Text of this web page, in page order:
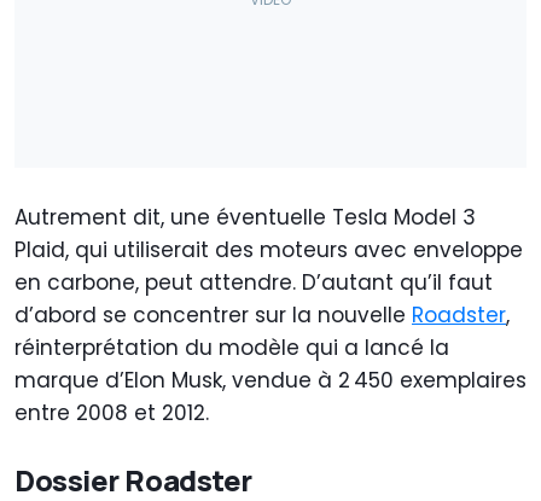
Autrement dit, une éventuelle Tesla Model 3
Plaid, qui utiliserait des moteurs avec enveloppe
en carbone, peut attendre. D’autant qu’il faut
d’abord se concentrer sur la nouvelle Roadster,
réinterprétation du modèle qui a lancé la
marque d’Elon Musk, vendue à 2 450 exemplaires
entre 2008 et 2012.
Dossier Roadster